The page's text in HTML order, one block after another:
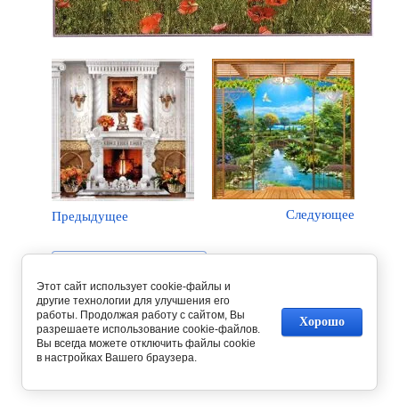
Предыдущее Следующее
Этот сайт использует cookie-файлы и
другие технологии для улучшения его
работы. Продолжая работу с сайтом, Вы
разрешаете использование cookie-файлов.
Вы всегда можете отключить файлы cookie
в настройках Вашего браузера.
Хорошо